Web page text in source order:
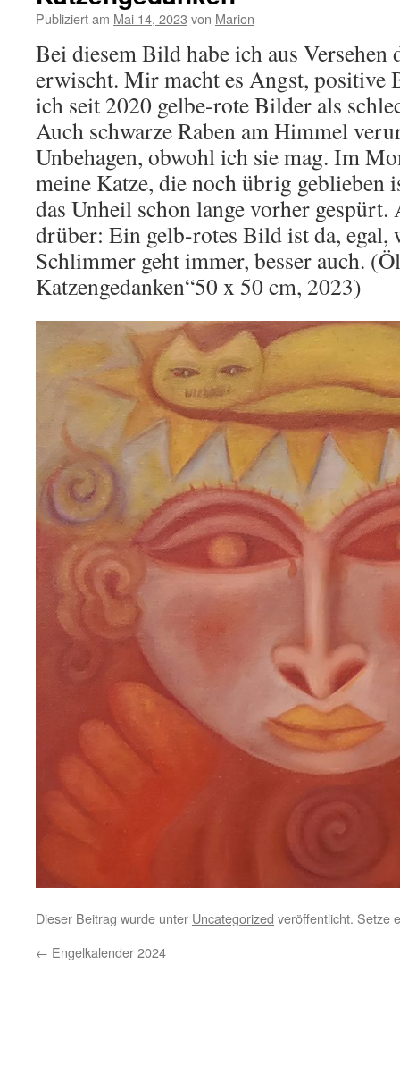
Publiziert am Mai 14, 2023 von Marion
Bei diesem Bild habe ich aus Versehen
erwischt. Mir macht es Angst, positive
ich seit 2020 gelbe-rote Bilder als
Auch schwarze Raben am Himmel
Unbehagen, obwohl ich sie mag. Im
meine Katze, die noch übrig geblieben
das Unheil schon lange vorher gespürt.
drüber: Ein gelb-rotes Bild ist da, egal,
Schlimmer geht immer, besser auch.
Katzengedanken“50 x 50 cm, 2023)
Dieser Beitrag wurde unter Uncategorized veröffentlicht. Setze
← Engelkalender 2024